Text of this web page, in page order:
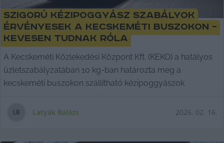
Szigorú kézipoggyász szabályok
érvényesek a kecskeméti buszokon –
kevesen tudnak róla
A Kecskeméti Közlekedési Központ Kft. (KEKO) a hatályos
üzletszabályzatában 10 kg-ban határozta meg a
kecskeméti buszokon szállítható kézipoggyászok
LB Latyák Balázs 2026. 02. 16.